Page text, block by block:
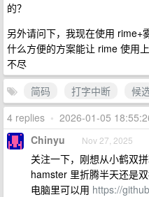
的？
另外请问下，我现在使用 rime+
什么方便的方案能让 rime 使用
不尽
简码
打字中断
候
4 replies • 2026-01-05
Chinyu Nov 27, 2025
关注一下，刚想从小鹤双
hamster 里折腾半天还是双
电脑里可以用 https://